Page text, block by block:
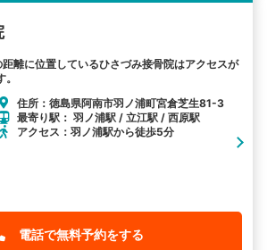
離に位置しているひさづみ接骨院はアクセスが
住所：徳島県阿南市羽ノ浦町宮倉芝生81-3
最寄り駅： 羽ノ浦駅 / 立江駅 / 西原駅
アクセス：羽ノ浦駅から徒歩5分
電話で無料予約をする